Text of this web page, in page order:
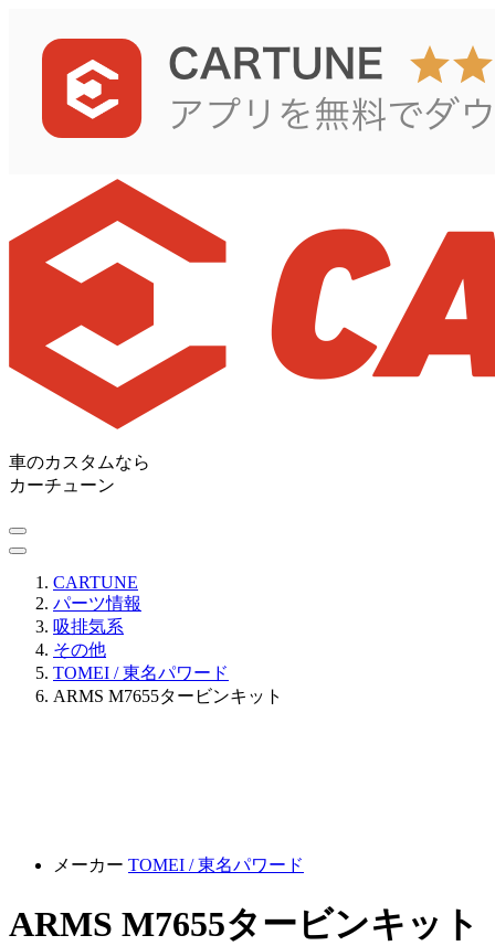
車のカスタムなら
カーチューン
CARTUNE
パーツ情報
吸排気系
その他
TOMEI / 東名パワード
ARMS M7655タービンキット
メーカー TOMEI / 東名パワード
ARMS M7655タービンキット